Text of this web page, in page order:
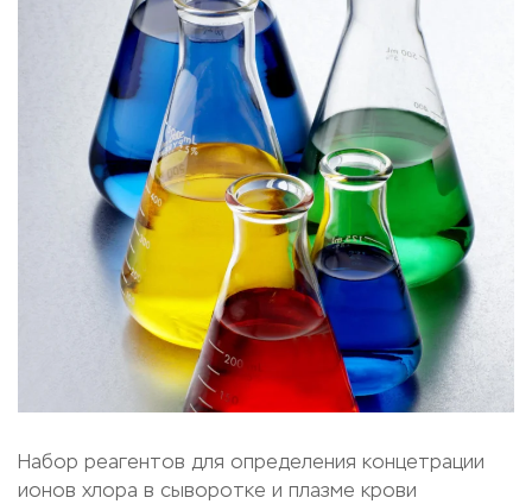
Набор реагентов для определения концетрации
ионов хлора в сыворотке и плазме крови